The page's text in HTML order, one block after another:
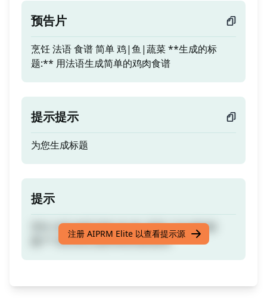
预告片
烹饪 法语 食谱 简单 鸡|鱼|蔬菜 **生成的标
题:** 用法语生成简单的鸡肉食谱
提示提示
为您生成标题
提示
烹饪 法语 食谱 简单 鸡|鱼|蔬菜 **生成的标
题:** 用法语生成简单的鸡肉食谱
注册 AIPRM Elite 以查看提示源